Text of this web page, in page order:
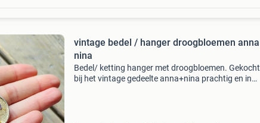
vintage bedel / hanger droogbloemen anna
nina
Bedel/ ketting hanger met droogbloemen. Gekocht
bij het vintage gedeelte anna+nina prachtig en in